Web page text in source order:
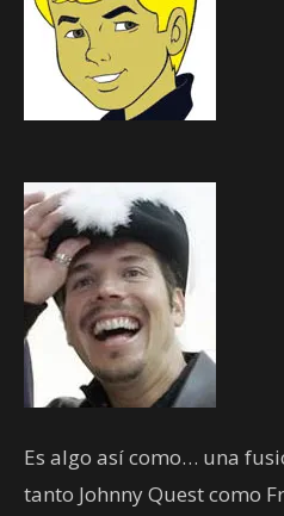
Es algo así como… una
tanto Johnny Quest como